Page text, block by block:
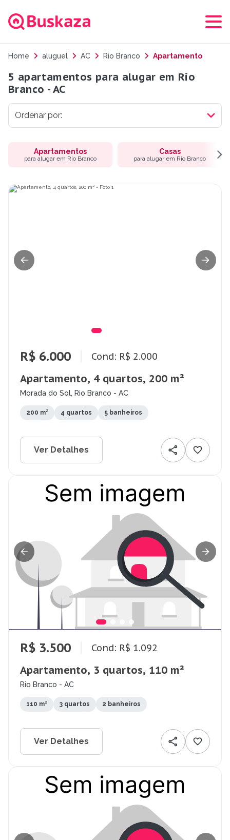
Home aluguel AC Rio Branco Apartamento
5 apartamentos para alugar em Rio
Branco - AC
Apartamentos
para alugar em Rio Branco
Casas
para alugar em Rio Branco
R$ 6.000 Cond: R$ 2.000
Apartamento, 4 quartos, 200 m²
Morada do Sol, Rio Branco - AC
200 m² 4 quartos 5 banheiros
Ver Detalhes
R$ 3.500 Cond: R$ 1.092
Apartamento, 3 quartos, 110 m²
Rio Branco - AC
110 m² 3 quartos 2 banheiros
Ver Detalhes